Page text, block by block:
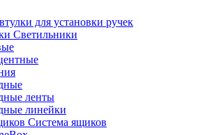
для установки ручек
Светильники
ленты
линейки
Система ящиков